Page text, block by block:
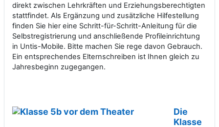
direkt zwischen Lehrkräften und Erziehungsberechtigten
stattfindet. Als Ergänzung und zusätzliche Hilfestellung
finden Sie hier eine Schritt-für-Schritt-Anleitung für die
Selbstregistrierung und anschließende Profileinrichtung
in Untis-Mobile. Bitte machen Sie rege davon Gebrauch.
Ein entsprechendes Elternschreiben ist Ihnen gleich zu
Jahresbeginn zugegangen.
Die
Klasse